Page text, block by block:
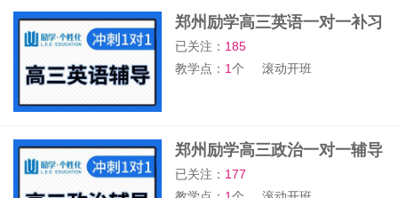
郑州励学高三英语一对一补习
班
已关注： 185
教学点： 1个 滚动开班
郑州励学高三政治一对一辅导
班
已关注： 177